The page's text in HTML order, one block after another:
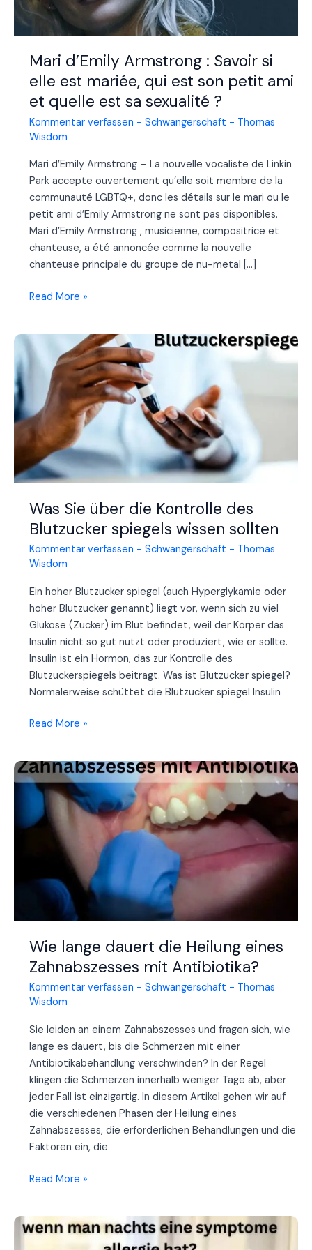
Mari d’Emily Armstrong : Savoir si
elle est mariée, qui est son petit ami
et quelle est sa sexualité ?
Kommentar verfassen - Schwangerschaft - Thomas
Wisdom
Mari d’Emily Armstrong – La nouvelle vocaliste de Linkin
Park accepte ouvertement qu’elle soit membre de la
communauté LGBTQ+, donc les détails sur le mari ou le
petit ami d’Emily Armstrong ne sont pas disponibles.
Mari d’Emily Armstrong , musicienne, compositrice et
chanteuse, a été annoncée comme la nouvelle
chanteuse principale du groupe de nu-metal […]
Mari
Savoir
est
mariée,
qui
est
son
ami
et
quelle
est
sexualité
?
Read More »
Was Sie über die Kontrolle des
Blutzucker spiegels wissen sollten
Kommentar verfassen - Schwangerschaft - Thomas
Wisdom
Ein hoher Blutzucker spiegel (auch Hyperglykämie oder
hoher Blutzucker genannt) liegt vor, wenn sich zu viel
Glukose (Zucker) im Blut befindet, weil der Körper das
Insulin nicht so gut nutzt oder produziert, wie er sollte.
Insulin ist ein Hormon, das zur Kontrolle des
Blutzuckerspiegels beiträgt. Was ist Blutzucker spiegel?
Normalerweise schüttet die Blutzucker spiegel Insulin
Was
die
Kontrolle
des
Blutzucker
spiegels
Read More »
Wie lange dauert die Heilung eines
Zahnabszesses mit Antibiotika?
Kommentar verfassen - Schwangerschaft - Thomas
Wisdom
Sie leiden an einem Zahnabszesses und fragen sich, wie
lange es dauert, bis die Schmerzen mit einer
Antibiotikabehandlung verschwinden? In der Regel
klingen die Schmerzen innerhalb weniger Tage ab, aber
jeder Fall ist einzigartig. In diesem Artikel gehen wir auf
die verschiedenen Phasen der Heilung eines
Zahnabszesses, die erforderlichen Behandlungen und die
Faktoren ein, die
Wie
die
Read More »